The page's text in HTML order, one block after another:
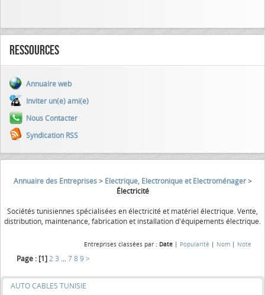
Ressources
Annuaire web
Inviter un(e) ami(e)
Nous Contacter
Syndication RSS
Annuaire des Entreprises> Electrique, Electronique et Electroménager>
Électricité
Sociétés tunisiennes spécialisées en électricité et matériel électrique. Vente,
distribution, maintenance, fabrication et installation d'équipements électrique.
Entreprises classées par : Date | Popularité | Nom | Note
Page : [1] 2 3 7 8 9 >
AUTO CABLES TUNISIE